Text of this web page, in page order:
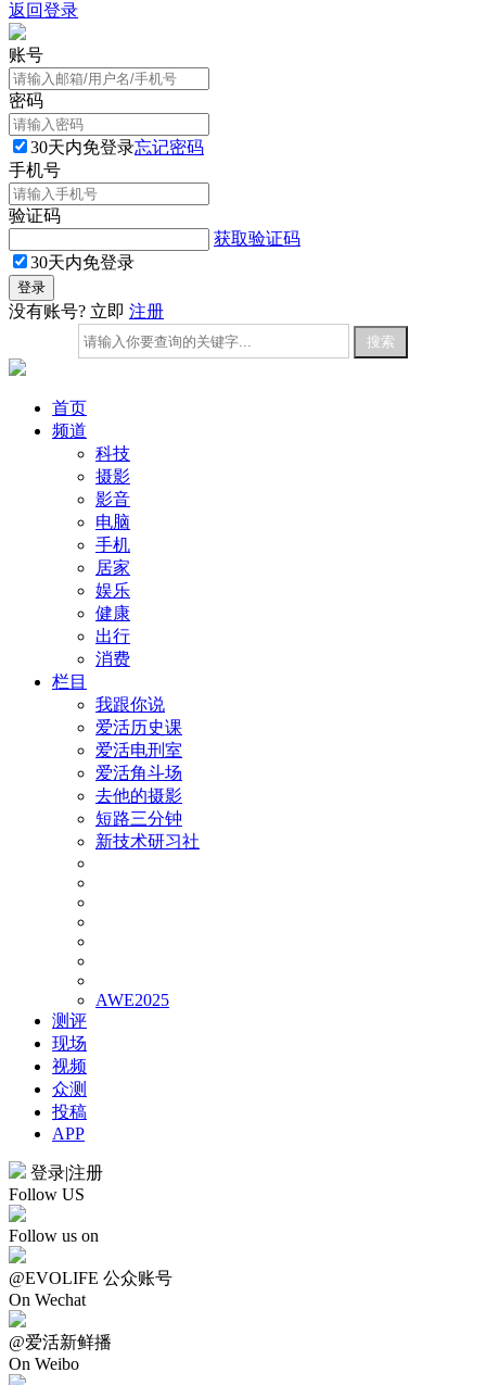
返回登录
账号
密码
30天内免登录忘记密码
手机号
验证码
获取验证码
30天内免登录
没有账号? 立即 注册
首页
频道
科技
摄影
影音
电脑
手机
居家
娱乐
健康
出行
消费
栏目
我跟你说
爱活历史课
爱活电刑室
爱活角斗场
去他的摄影
短路三分钟
新技术研习社
AWE2025
测评
现场
视频
众测
投稿
APP
登录|注册
Follow US
Follow us on
@EVOLIFE 公众账号
On Wechat
@爱活新鲜播
On Weibo